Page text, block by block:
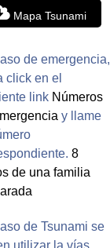
Mapa Tsunami
de emergencia,
click en el
link Números
y llame
8
de una familia
de Tsunami se
utilizar la vías